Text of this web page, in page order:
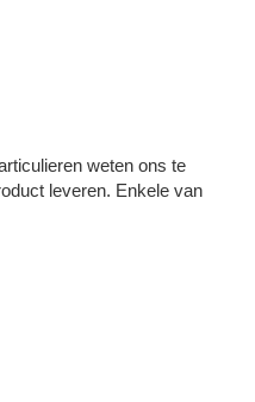
weten ons te
leveren. Enkele van